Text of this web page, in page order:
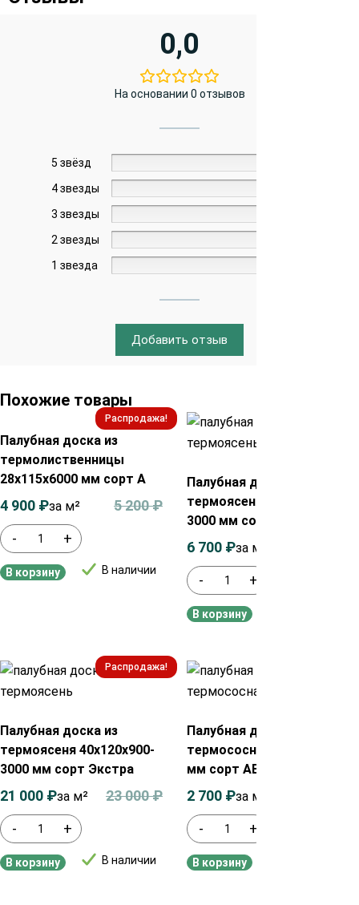
0,0
На основании 0 отзывов
5 звёзд
4 звезды
3 звезды
2 звезды
1 звезда
Добавить отзыв
Похожие товары
Распродажа!
Палубная доска из
термолиственницы
28х115х6000 мм сорт А
- +
В наличии
5 200₽
4 900 ₽за м²
В корзину
Палубная доска из
термоясеня 20х100х900-
3000 мм сорт Экстра
- +
6 700 ₽за м²
В корзину
Распродажа!
Палубная доска из
термоясеня 40х120х900-
3000 мм сорт Экстра
- +
В наличии
23 000₽
21 000 ₽за м²
В корзину
Палубная доска из
термососны 30х140х3000
мм сорт АВ
- +
2 700 ₽за м²
В корзину